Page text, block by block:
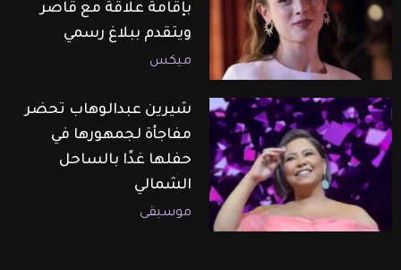
بإقامة علاقة مع قاصر
ويتقدم ببلاغ رسمي
ميكس
شيرين عبدالوهاب تحضر
مفاجأة لجمهورها في
حفلها غدًا بالساحل
الشمالي
موسيقى